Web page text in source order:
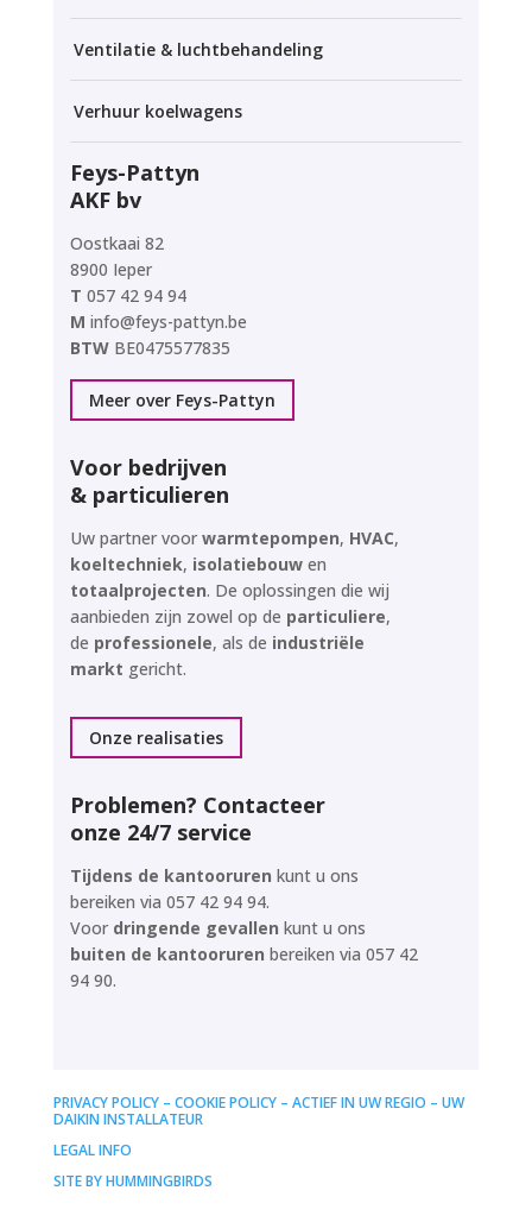
Ventilatie & luchtbehandeling
Verhuur koelwagens
Feys-Pattyn
AKF bv
Oostkaai 82
8900 Ieper
T 057 42 94 94
M info@feys-pattyn.be
BTWBE0475577835
Meer over Feys-Pattyn
Voor bedrijven
& particulieren
Uw partner voor warmtepompen, HVAC,
koeltechniek, isolatiebouwen
totaalprojecten. De oplossingen die wij
aanbieden zijn zowel op de particuliere,
de professionele, als de industriële
markt gericht.
Onze realisaties
Problemen? Contacteer
onze 24/7 service
Tijdens de kantooruren kunt u ons
bereiken via 057 42 94 94.
Voor dringende gevallen kunt u ons
buiten de kantooruren bereiken via 057 42
94 90.
PRIVACY POLICY – COOKIE POLICY – ACTIEF IN UW REGIO – UW
DAIKIN INSTALLATEUR
LEGAL INFO
SITE BY HUMMINGBIRDS